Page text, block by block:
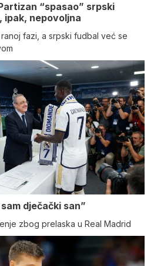
“spasao” srpski
ipak, nepovoljna
fazi, a srpski fudbal već se
dječački san”
zbog prelaska u Real Madrid